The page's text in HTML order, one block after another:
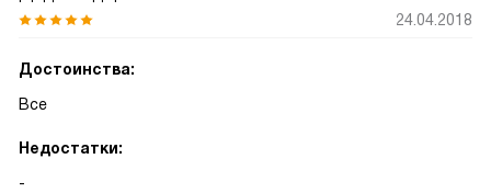
24.04.2018
Достоинства:
Все
Недостатки:
-